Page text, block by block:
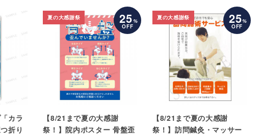
カラ
折り
【8/21まで夏の大感謝
祭！】院内ポスター 骨盤歪
夏の大感謝祭 25 %
OFF
【8/21まで夏の大感謝
祭！】訪問鍼灸・マッサー
夏の大感謝祭 25%
OFF